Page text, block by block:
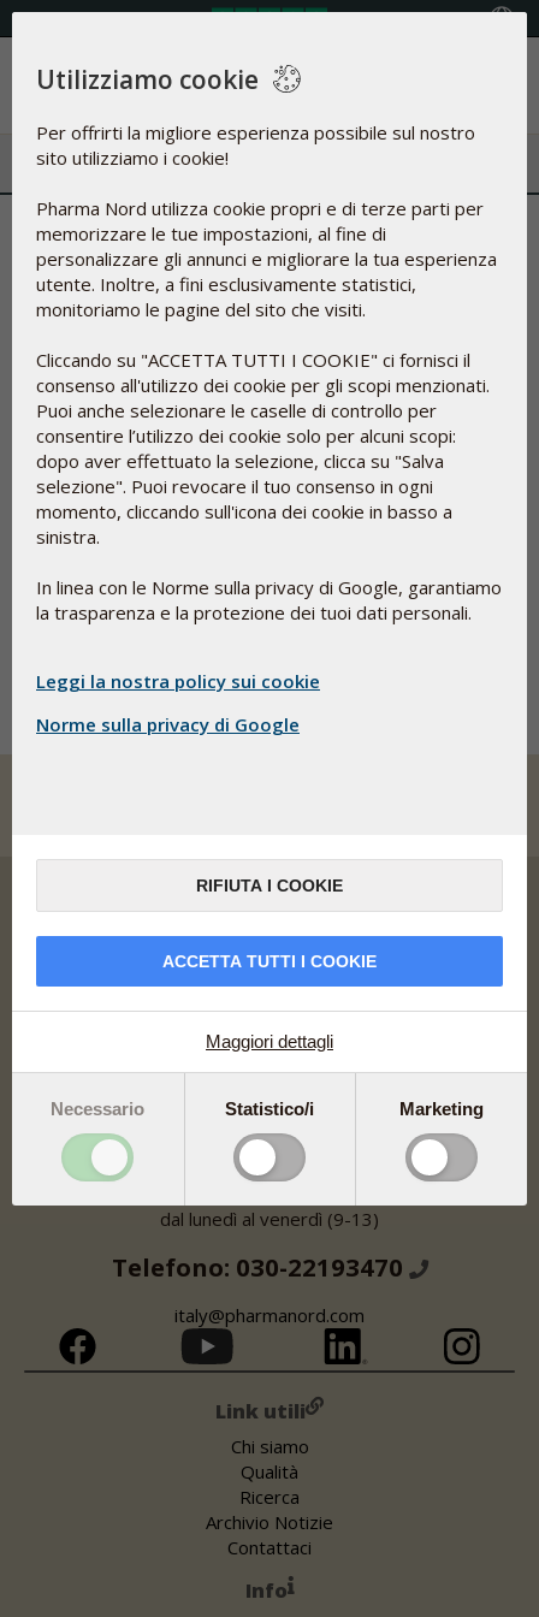
Menu
La pagina che stai cercando
non è stata trovata.
Pharma Nord sviluppa, produce e commercializza
integratori alimentari, rimedi erboristici e farmaci dalle
salde basi scientifiche, con biodisponibilità, sicurezza e
documentazione ottimali.
Indirizzo
Pharma Nord Srl
Via Cipro 1
25124 Brescia (BS)
Le linee sono aperte
dal lunedì al venerdì (9-13)
Telefono: 030-22193470
italy@pharmanord.com
Link utili
Chi siamo
Qualità
Ricerca
Archivio Notizie
Contattaci
Info
Utilizziamo cookie
Per offrirti la migliore esperienza possibile sul nostro
sito utilizziamo i cookie!
Pharma Nord utilizza cookie propri e di terze parti per
memorizzare le tue impostazioni, al fine di
personalizzare gli annunci e migliorare la tua esperienza
utente. Inoltre, a fini esclusivamente statistici,
monitoriamo le pagine del sito che visiti.
Cliccando su "ACCETTA TUTTI I COOKIE" ci fornisci il
consenso all'utilizzo dei cookie per gli scopi menzionati.
Puoi anche selezionare le caselle di controllo per
consentire l’utilizzo dei cookie solo per alcuni scopi:
dopo aver effettuato la selezione, clicca su "Salva
selezione". Puoi revocare il tuo consenso in ogni
momento, cliccando sull'icona dei cookie in basso a
sinistra.
In linea con le Norme sulla privacy di Google, garantiamo
la trasparenza e la protezione dei tuoi dati personali.
Leggi la nostra policy sui cookie
Norme sulla privacy di Google
RIFIUTA I COOKIE
ACCETTA TUTTI I COOKIE
Maggiori dettagli
Necessario Statistico/i Marketing